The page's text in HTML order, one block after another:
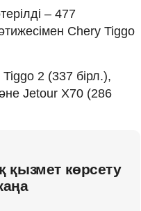
– 477
Chery Tiggo
2 (337 бірл.),
Jetour X70 (286
қызмет көрсету